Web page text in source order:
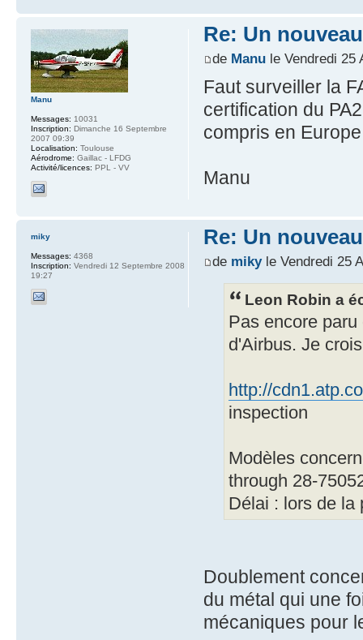
Re: Un
de Manule Vendredi 25
Faut surveiller la
certification du
compris en
Manu
Manu
Messages: 10031
Inscription: Dimanche 16 Septembre
2007 09:39
Localisation: Toulouse
Aérodrome: Gaillac - LFDG
Activité/licences: PPL - VV
Re: Un
de mikyle Vendredi 25
Leon Robin a
Pas encore
d'Airbus. Je
http://
inspection
Modèles
through 28-
Délai : lors de la
Doublement
du métal qui une
mécaniques pour
miky
Messages: 4368
Inscription: Vendredi 12 Septembre 2008
19:27